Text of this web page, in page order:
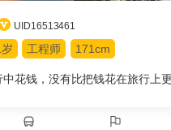
UID16513461
工程师 171cm
花钱，没有比把钱花在旅行上更